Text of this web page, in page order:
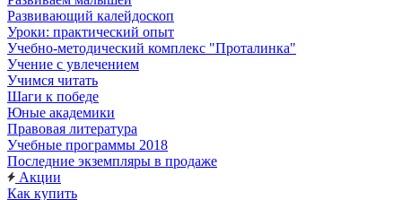
Развивающий калейдоскоп
Уроки: практический опыт
Учебно-методический комплекс "Проталинка"
Учение с увлечением
Учимся читать
Шаги к победе
Юные академики
Правовая литература
Учебные программы 2018
Последние экземпляры в продаже
Акции
Как купить